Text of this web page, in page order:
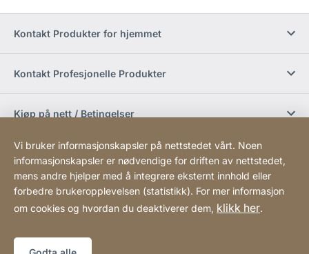
Kontakt Produkter for hjemmet
Kontakt Profesjonelle Produkter
Kjøp på nett / Betingelser
Newsletter
Webside
[Website
Sitemap
Vi bruker informasjonskapsler på nettstedet vårt. Noen
informasjonskapsler er nødvendige for driften av nettstedet,
mens andre hjelper med å integrere eksternt innhold eller
forbedre brukeropplevelsen (statistikk). For mer informasjon
om cookies og hvordan du deaktiverer dem, klikk her.